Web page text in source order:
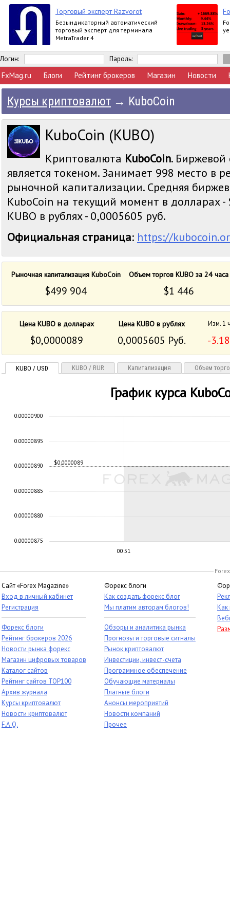
Торговый эксперт Razvorot
Безындикаторный автоматический
торговый эксперт для терминала
MetraTrader 4
Логин: Пароль:
FxMag.ru Блоги Рейтинг брокеров Магазин Новости
Курсы криптовалют → KuboCoin
KuboCoin (KUBO)
Криптовалюта KuboCoin. Биржевой
является токеном. Занимает 998 место в
рыночной капитализации. Средняя
KuboCoin на текущий момент в долларах -
KUBO в рублях - 0,0005605 руб.
Официальная страница: https://
Рыночная капитализация KuboCoin Объем торгов KUBO за 24 часа
$499 904 $1 446
Цена KUBO в долларах Цена KUBO в рублях Изм. 1
$0,0000089 0,0005605 Руб. -
KUBO / USD KUBO / RUR Капитализация Объем
График курса
00:51
$0,0000089
0.00000875
0.00000880
0.00000885
0.00000890
0.00000895
0.00000900
Сайт «Forex Magazine»
Вход в личный кабинет
Регистрация
Форекс блоги
Рейтинг брокеров 2026
Новости рынка форекс
Магазин цифровых товаров
Каталог сайтов
Рейтинг сайтов TOP100
Архив журнала
Курсы криптовалют
Новости криптовалют
F.A.Q.
Форекс блоги
Как создать форекс блог
Мы платим авторам блогов!
Обзоры и аналитика рынка
Прогнозы и торговые сигналы
Рынок криптовалют
Инвестиции, инвест-счета
Программное обеспечение
Обучающие материалы
Платные блоги
Анонсы мероприятий
Новости компаний
Прочее
Как